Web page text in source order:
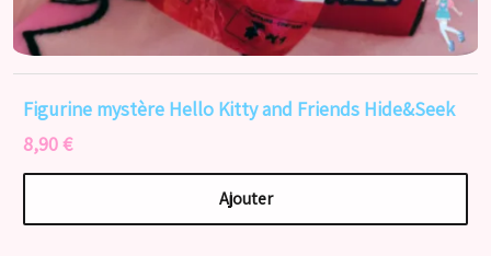
Figurine mystère Hello Kitty and Friends Hide&Seek
8,90 €
Ajouter